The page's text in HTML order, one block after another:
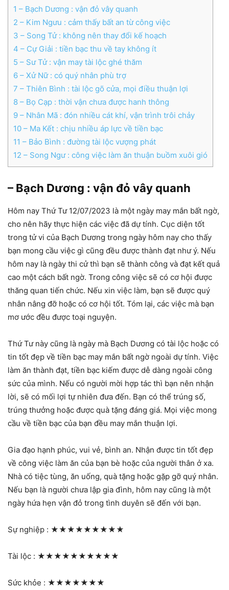
1 – Bạch Dương : vận đỏ vây quanh
2 – Kim Ngưu : cảm thấy bất an từ công việc
3 – Song Tử : không nên thay đổi kế hoạch
4 – Cự Giải : tiền bạc thu về tay không ít
5 – Sư Tử : vận may tài lộc ghé thăm
6 – Xử Nữ : có quý nhân phù trợ
7 – Thiên Bình : tài lộc gõ cửa, mọi điều thuận lợi
8 – Bọ Cạp : thời vận chưa được hanh thông
9 – Nhân Mã : đón nhiều cát khí, vận trình trôi chảy
10 – Ma Kết : chịu nhiều áp lực về tiền bạc
11 – Bảo Bình : đường tài lộc vượng phát
12 – Song Ngư : công việc làm ăn thuận buồm xuôi gió
– Bạch Dương : vận đỏ vây quanh
Hôm nay Thứ Tư 12/07/2023 là một ngày may mắn bất ngờ,
cho nên hãy thực hiện các việc đã dự tính. Cục diện tốt
trong tử vi của Bạch Dương trong ngày hôm nay cho thấy
bạn mong cầu việc gì cũng đều được thành đạt như ý. Nếu
hôm nay là ngày thi cử thì bạn sẽ thành công và đạt kết quả
cao một cách bất ngờ. Trong công việc sẽ có cơ hội được
thăng quan tiến chức. Nếu xin việc làm, bạn sẽ được quý
nhân nâng đỡ hoặc có cơ hội tốt. Tóm lại, các việc mà bạn
mơ ước đều được toại nguyện.
Thứ Tư này cũng là ngày mà Bạch Dương có tài lộc hoặc có
tin tốt đẹp về tiền bạc may mắn bất ngờ ngoài dự tính. Việc
làm ăn thành đạt, tiền bạc kiếm được dễ dàng ngoài công
sức của mình. Nếu có người mời hợp tác thì bạn nên nhận
lời, sẽ có mối lợi tự nhiên đưa đến. Bạn có thể trúng số,
trúng thưởng hoặc được quà tặng đáng giá. Mọi việc mong
cầu về tiền bạc của bạn đều may mắn thuận lợi.
Gia đạo hạnh phúc, vui vẻ, bình an. Nhận được tin tốt đẹp
về công việc làm ăn của bạn bè hoặc của người thân ở xa.
Nhà có tiệc tùng, ăn uống, quà tặng hoặc gặp gỡ quý nhân.
Nếu bạn là người chưa lập gia đình, hôm nay cũng là một
ngày hứa hẹn vận đỏ trong tình duyên sẽ đến với bạn.
Sự nghiệp : ★★★★★★★★★
Tài lộc : ★★★★★★★★★★
Sức khỏe : ★★★★★★★